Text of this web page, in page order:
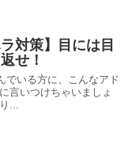
対策】目には目
せ！
でいる方に、こんなアド
言いつけちゃいましょ
...